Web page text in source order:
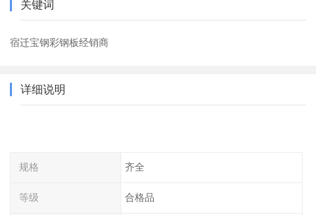
关键词
宿迁宝钢彩钢板经销商
详细说明
规格 齐全
等级 合格品